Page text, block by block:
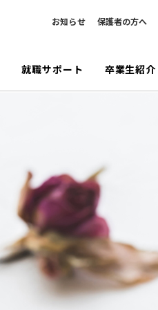
就職サポート 卒業生紹介
お知らせ 保護者の方へ